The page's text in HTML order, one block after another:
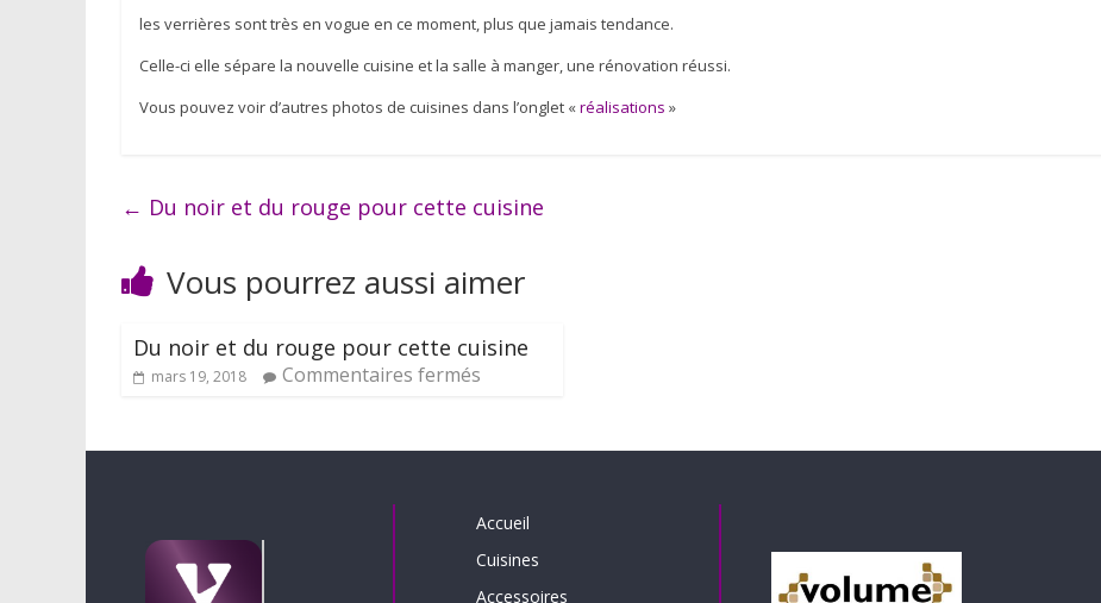
les verrières sont très en vogue en ce moment, plus que jamais tendance.
Celle-ci elle sépare la nouvelle cuisine et la salle à manger, une rénovation réussi.
Vous pouvez voir d’autres photos de cuisines dans l’onglet «réalisations »
← Du noir et du rouge pour cette cuisine
Vous pourrez aussi aimer
Du noir et du rouge pour cette cuisine
mars 19, 2018 Commentaires fermés
Accueil
Cuisines
Accessoires